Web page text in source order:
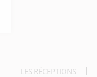
LES RÉCEPTIONS